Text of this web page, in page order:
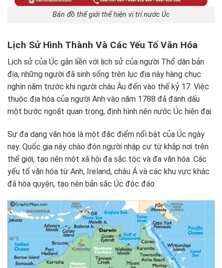
Bản đồ thế giới thể hiện vị trí nước Úc
Lịch Sử Hình Thành Và Các Yếu Tố Văn Hóa
Lịch sử của Úc gắn liền với lịch sử của người Thổ dân bản
địa, những người đã sinh sống trên lục địa này hàng chục
nghìn năm trước khi người châu Âu đến vào thế kỷ 17. Việc
thuộc địa hóa của người Anh vào năm 1788 đã đánh dấu
một bước ngoặt quan trọng, định hình nên nước Úc hiện đại.
Sự đa dạng văn hóa là một đặc điểm nổi bật của Úc ngày
nay. Quốc gia này chào đón người nhập cư từ khắp nơi trên
thế giới, tạo nên một xã hội đa sắc tộc và đa văn hóa. Các
yếu tố văn hóa từ Anh, Ireland, châu Á và các khu vực khác
đã hòa quyện, tạo nên bản sắc Úc độc đáo.